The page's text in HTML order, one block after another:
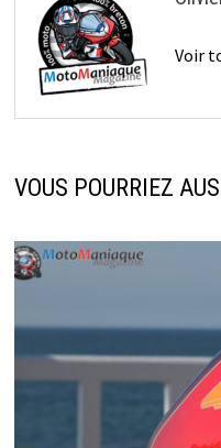
Voir
VOUS POURRIEZ